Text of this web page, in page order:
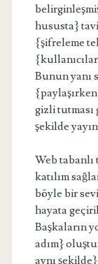
hususta}
{şifreleme
Bunun yanı
gizli
şekilde
Web tabanlı
katılım
böyle bir
hayata
Başkaların
adım}
aynı